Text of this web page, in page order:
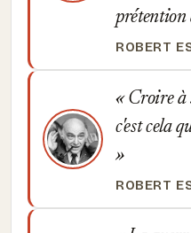
prétention
ROBERT
Croire à
c'est cela
ROBERT